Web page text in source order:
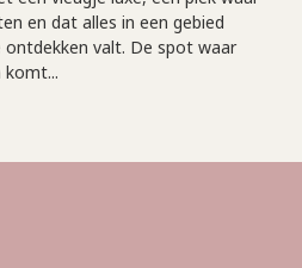
en dat alles in een gebied
valt. De spot waar
komt...